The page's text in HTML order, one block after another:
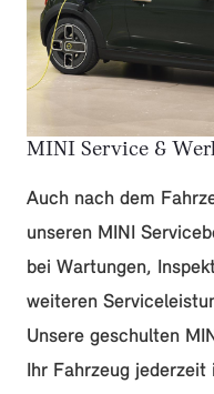
MINI Service &
Auch nach dem
unseren MINI
bei Wartungen,
weiteren
Unsere geschulten
Ihr Fahrzeug